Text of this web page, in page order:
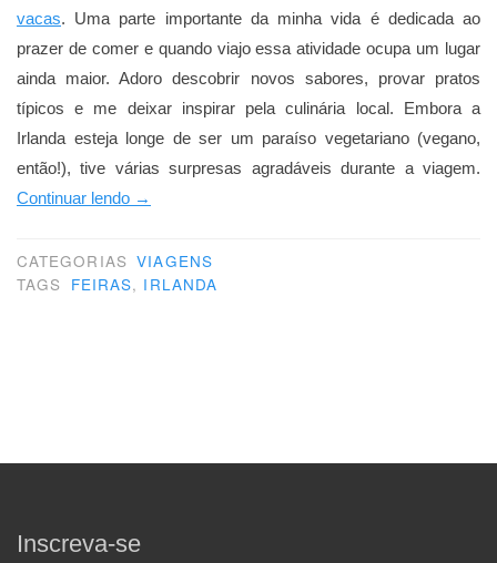
vacas. Uma parte importante da minha vida é dedicada ao
prazer de comer e quando viajo essa atividade ocupa um lugar
ainda maior. Adoro descobrir novos sabores, provar pratos
típicos e me deixar inspirar pela culinária local. Embora a
Irlanda esteja longe de ser um paraíso vegetariano (vegano,
então!), tive várias surpresas agradáveis durante a viagem.
Continuar lendo “Made
Ireland”
→
CATEGORIAS VIAGENS
TAGS FEIRAS, IRLANDA
Inscreva-se